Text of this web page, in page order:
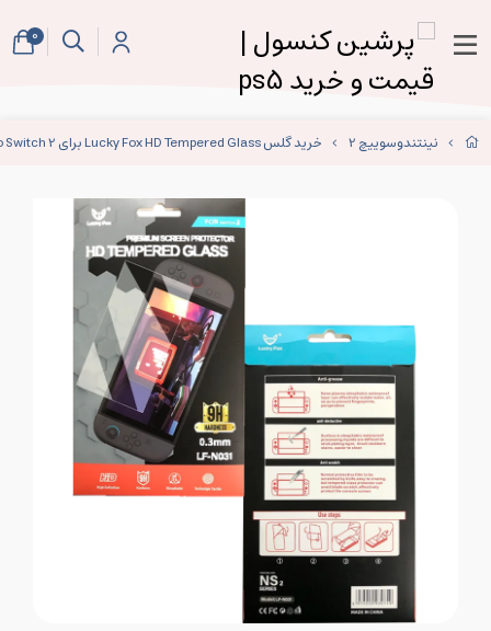
نینتندوسوییچ 2 خرید گلس Lucky Fox HD Tempered Glass برای Nintendo Switch 2
0